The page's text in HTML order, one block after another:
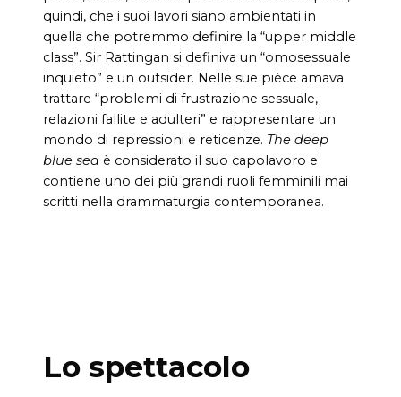
quindi, che i suoi lavori siano ambientati in
quella che potremmo definire la “upper middle
class”. Sir Rattingan si definiva un “omosessuale
inquieto” e un outsider. Nelle sue pièce amava
trattare “problemi di frustrazione sessuale,
relazioni fallite e adulteri” e rappresentare un
mondo di repressioni e reticenze. The deep
blue sea è considerato il suo capolavoro e
contiene uno dei più grandi ruoli femminili mai
scritti nella drammaturgia contemporanea.
Lo spettacolo